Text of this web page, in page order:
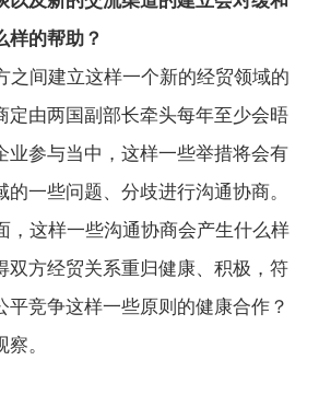
样的帮助？
之间建立这样一个新的经贸领域的
定由两国副部长牵头每年至少会晤
业参与当中，这样一些举措将会有
一些问题、分歧进行沟通协商。
这样一些沟通协商会产生什么样
双方经贸关系重归健康、积极，符
平竞争这样一些原则的健康合作？
。